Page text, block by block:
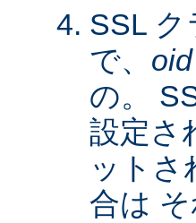
SSL
で、 oid
の。
設定さ
ットさ
合は